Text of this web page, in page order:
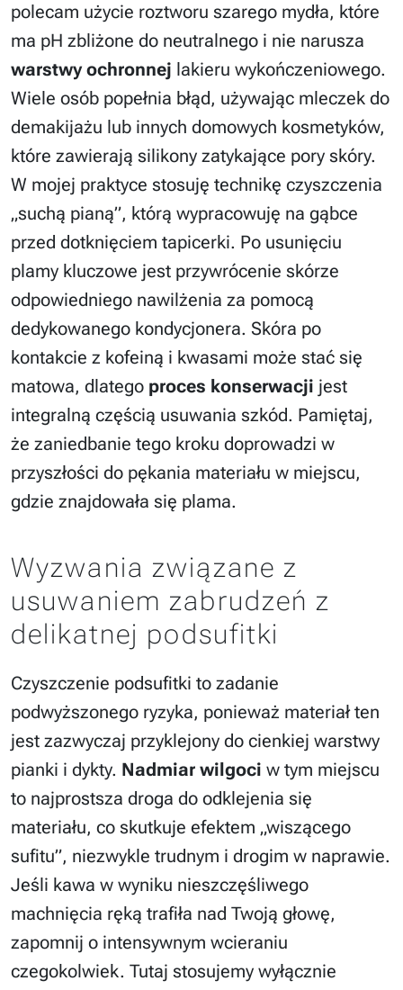
polecam użycie roztworu szarego mydła, które
ma pH zbliżone do neutralnego i nie narusza
warstwy ochronnej lakieru wykończeniowego.
Wiele osób popełnia błąd, używając mleczek do
demakijażu lub innych domowych kosmetyków,
które zawierają silikony zatykające pory skóry.
W mojej praktyce stosuję technikę czyszczenia
„suchą pianą”, którą wypracowuję na gąbce
przed dotknięciem tapicerki. Po usunięciu
plamy kluczowe jest przywrócenie skórze
odpowiedniego nawilżenia za pomocą
dedykowanego kondycjonera. Skóra po
kontakcie z kofeiną i kwasami może stać się
matowa, dlatego proces konserwacji jest
integralną częścią usuwania szkód. Pamiętaj,
że zaniedbanie tego kroku doprowadzi w
przyszłości do pękania materiału w miejscu,
gdzie znajdowała się plama.
Wyzwania związane z
usuwaniem zabrudzeń z
delikatnej podsufitki
Czyszczenie podsufitki to zadanie
podwyższonego ryzyka, ponieważ materiał ten
jest zazwyczaj przyklejony do cienkiej warstwy
pianki i dykty. Nadmiar wilgoci w tym miejscu
to najprostsza droga do odklejenia się
materiału, co skutkuje efektem „wiszącego
sufitu”, niezwykle trudnym i drogim w naprawie.
Jeśli kawa w wyniku nieszczęśliwego
machnięcia ręką trafiła nad Twoją głowę,
zapomnij o intensywnym wcieraniu
czegokolwiek. Tutaj stosujemy wyłącznie